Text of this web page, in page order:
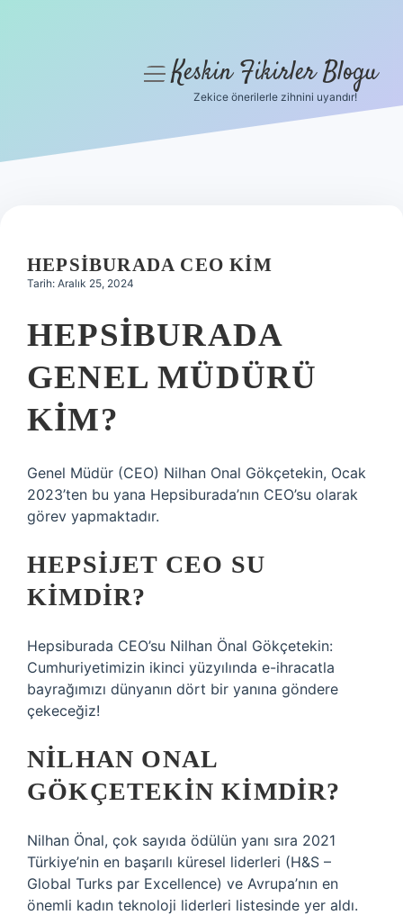
Hakkımızda
menüyüKeskin Fikirler Blogu
Zekice önerilerle zihnini uyandır!
HEPSIBURADA CEO KIM
Tarih: Aralık 25, 2024
HEPSIBURADA
GENEL MÜDÜRÜ
KIM?
Genel Müdür (CEO) Nilhan Onal Gökçetekin, Ocak
2023’ten bu yana Hepsiburada’nın CEO’su olarak
görev yapmaktadır.
HEPSIJET CEO SU
KIMDIR?
Hepsiburada CEO’su Nilhan Önal Gökçetekin:
Cumhuriyetimizin ikinci yüzyılında e-ihracatla
bayrağımızı dünyanın dört bir yanına göndere
çekeceğiz!
NILHAN ONAL
GÖKÇETEKIN KIMDIR?
Nilhan Önal, çok sayıda ödülün yanı sıra 2021
Türkiye’nin en başarılı küresel liderleri (H&S –
Global Turks par Excellence) ve Avrupa’nın en
önemli kadın teknoloji liderleri listesinde yer aldı.